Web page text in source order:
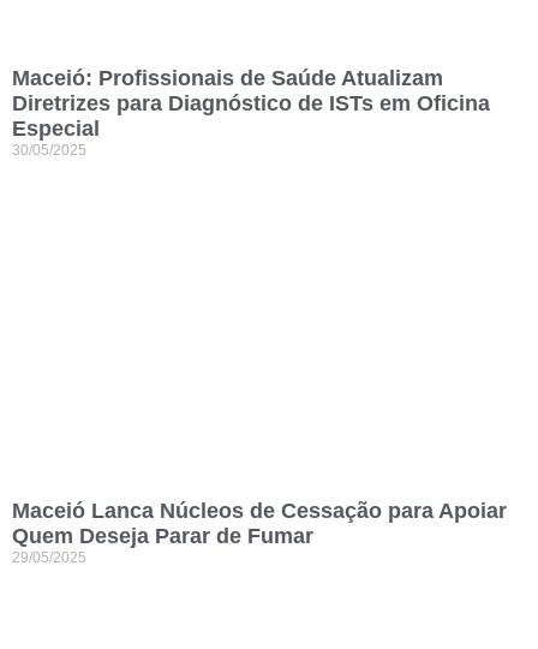
Maceió: Profissionais de Saúde Atualizam
Diretrizes para Diagnóstico de ISTs em Oficina
Especial
30/05/2025
Maceió Lanca Núcleos de Cessação para Apoiar
Quem Deseja Parar de Fumar
29/05/2025